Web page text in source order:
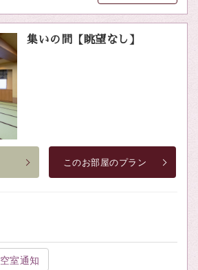
集いの間【眺望なし】
このお部屋のプラン
空室通知